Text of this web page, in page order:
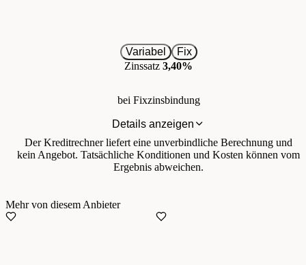
Variabel
Fix
Zinssatz 3,40%
bei Fixzinsbindung
Details anzeigen
Der Kreditrechner liefert eine unverbindliche Berechnung und
kein Angebot. Tatsächliche Konditionen und Kosten können vom
Ergebnis abweichen.
Mehr von diesem Anbieter